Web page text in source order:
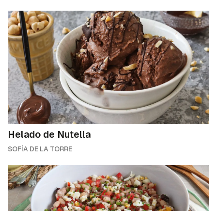
Helado de Nutella
SOFÍA DE LA TORRE